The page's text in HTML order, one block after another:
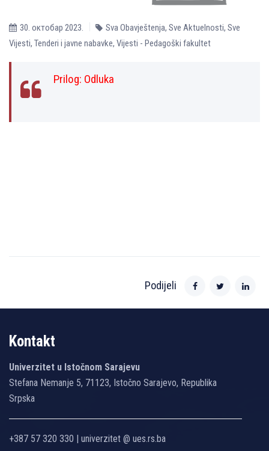
30. октобар 2023. Sva Obavještenja, Sve Aktuelnosti, Sve
Vijesti, Tenderi i javne nabavke, Vijesti - Pedagoški fakultet
Prilog: Odluka
Podijeli
Kontakt
Univerzitet u Istočnom Sarajevu
Stefana Nemanje 5, 71123, Istočno Sarajevo, Republika
Srpska
+387 57 320 330 | univerzitet @ ues.rs.ba